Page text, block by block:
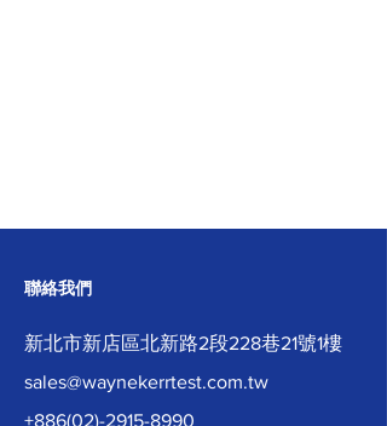
聯絡我們
新北市新店區北新路2段228巷21號1樓
sales@waynekerrtest.com.tw
+886(02)-2915-8990